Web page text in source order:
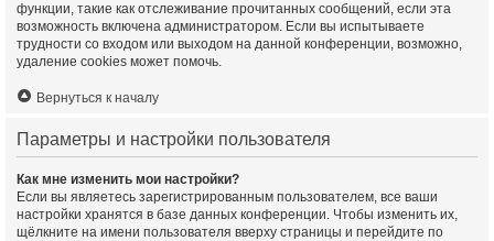
функции, такие как отслеживание прочитанных сообщений, если эта
возможность включена администратором. Если вы испытываете
трудности со входом или выходом на данной конференции, возможно,
удаление cookies может помочь.
Вернуться к началу
Параметры и настройки пользователя
Как мне изменить мои настройки?
Если вы являетесь зарегистрированным пользователем, все ваши
настройки хранятся в базе данных конференции. Чтобы изменить их,
щёлкните на имени пользователя вверху страницы и перейдите по